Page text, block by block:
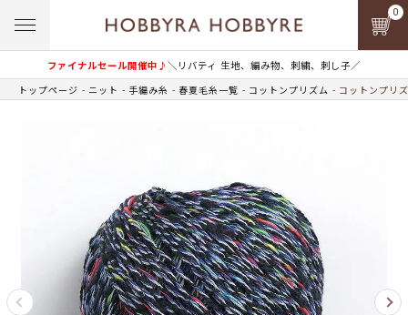
ファイナルセール開催中♪＼リバティ 生地、編み物、刺繍、刺し子／
0
トップページ ニット 手編み糸 春夏毛糸一覧 コットンプリズム コットンプリ